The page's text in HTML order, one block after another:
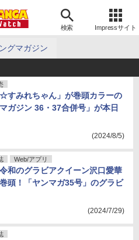
検索 Impressサイト
グマガジン
☆すみれちゃん」が巻頭カラーの
ガジン 36・37合併号」が本日
(2024/8/5)
Web/アプリ
令和のグラビアクイーン沢口愛華
頭！「ヤンマガ35号」のグラビ
(2024/7/29)